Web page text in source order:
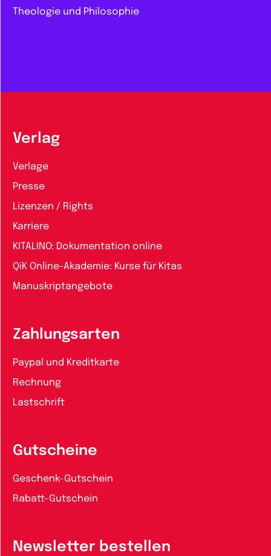
Theologie und Philosophie
Verlag
Verlage
Presse
Lizenzen / Rights
Karriere
KITALINO: Dokumentation online
QiK Online-Akademie: Kurse für Kitas
Manuskriptangebote
Zahlungsarten
Paypal und Kreditkarte
Rechnung
Lastschrift
Gutscheine
Geschenk-Gutschein
Rabatt-Gutschein
Newsletter bestellen